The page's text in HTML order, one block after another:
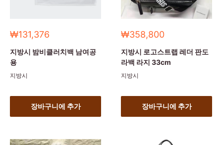
세
가
₩131,376
지방시 밤비클러치백 남여공
용
지방시
장바구니에 추가
세
가
₩358,800
지방시 로고스트랩 레더 판도
라백 라지 33cm
지방시
장바구니에 추가